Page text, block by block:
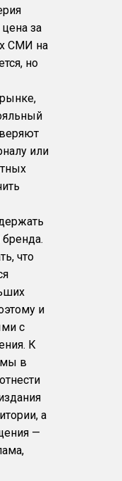
за
СМИ на
но
или
что
и
с
К
в
а
—